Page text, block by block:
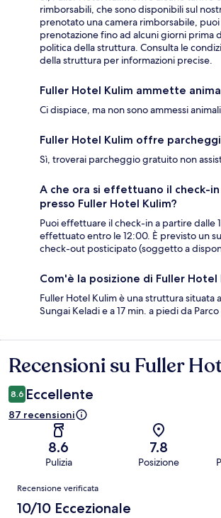
rimborsabili, che sono disponibili sul
prenotato una camera rimborsabile, puoi
prenotazione fino ad alcuni giorni prima
politica della struttura. Consulta le
della struttura per informazioni precise.
Fuller Hotel Kulim ammette
Ci dispiace, ma non sono ammessi
Fuller Hotel Kulim offre
Sì, troverai parcheggio gratuito non
A che ora si effettuano il check-
presso Fuller Hotel Kulim?
Puoi effettuare il check-in a partire dalle
effettuato entro le 12:00. È previsto un
check-out posticipato (soggetto a
Com'è la posizione di Fuller Hotel
Fuller Hotel Kulim è una struttura situata
Sungai Keladi e a 17 min. a piedi da
Recensioni
Recensioni su Fuller
8.6 Eccellente
87 recensioni
8.6
Pulizia
7.8
Posizione
Recensioni
Recensione verificata
10/10 Eccezionale